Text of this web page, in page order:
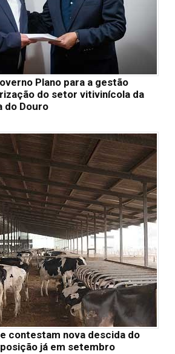
Plano para a gestão
do setor vitivinícola da
do Douro
contestam nova descida do
já em setembro